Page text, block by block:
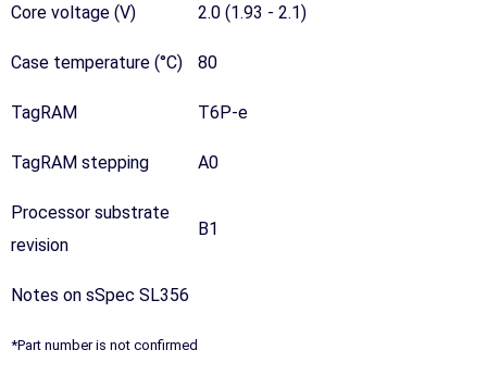
Core voltage (V) 2.0 (1.93 - 2.1)
Case temperature (°C) 80
TagRAM T6P-e
TagRAM stepping A0
Processor substrate
revision
B1
Notes on sSpec SL356
*Part number is not confirmed